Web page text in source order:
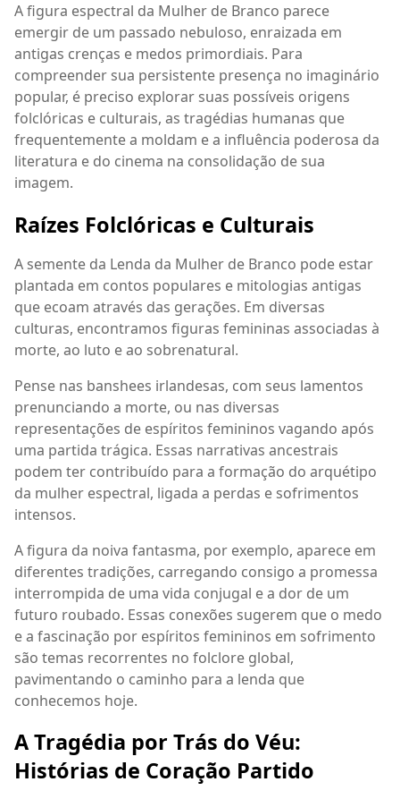
A figura espectral da Mulher de Branco parece
emergir de um passado nebuloso, enraizada em
antigas crenças e medos primordiais. Para
compreender sua persistente presença no imaginário
popular, é preciso explorar suas possíveis origens
folclóricas e culturais, as tragédias humanas que
frequentemente a moldam e a influência poderosa da
literatura e do cinema na consolidação de sua
imagem.
Raízes Folclóricas e Culturais
A semente da Lenda da Mulher de Branco pode estar
plantada em contos populares e mitologias antigas
que ecoam através das gerações. Em diversas
culturas, encontramos figuras femininas associadas à
morte, ao luto e ao sobrenatural.
Pense nas banshees irlandesas, com seus lamentos
prenunciando a morte, ou nas diversas
representações de espíritos femininos vagando após
uma partida trágica. Essas narrativas ancestrais
podem ter contribuído para a formação do arquétipo
da mulher espectral, ligada a perdas e sofrimentos
intensos.
A figura da noiva fantasma, por exemplo, aparece em
diferentes tradições, carregando consigo a promessa
interrompida de uma vida conjugal e a dor de um
futuro roubado. Essas conexões sugerem que o medo
e a fascinação por espíritos femininos em sofrimento
são temas recorrentes no folclore global,
pavimentando o caminho para a lenda que
conhecemos hoje.
A Tragédia por Trás do Véu:
Histórias de Coração Partido